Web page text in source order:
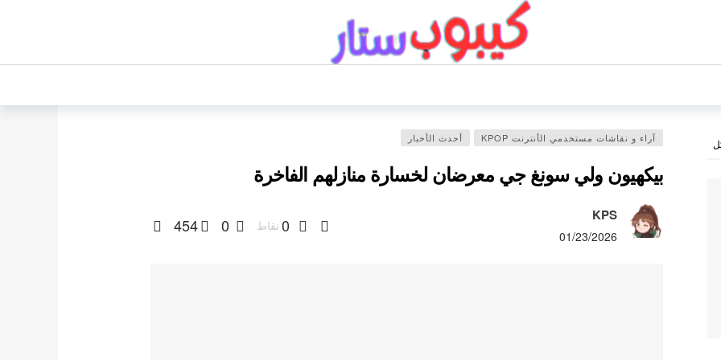
آراء و نقاشات مستخدمي الأنترنت KPOP أحدث الأخبار
بيكهيون ولي سونغ جي معرضان لخسارة منازلهم الفاخرة
KPS
01/23/2026
0 نقاط 0
454